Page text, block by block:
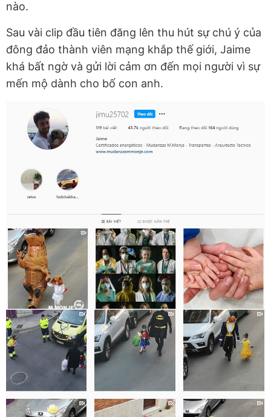
nào.
Sau vài clip đầu tiên đăng lên thu hút sự chú ý của
đông đảo thành viên mạng khắp thế giới, Jaime
khá bất ngờ và gửi lời cảm ơn đến mọi người vì sự
mến mộ dành cho bố con anh.